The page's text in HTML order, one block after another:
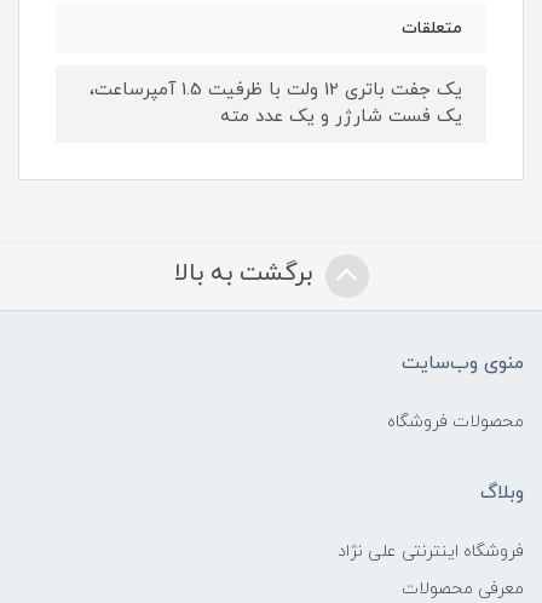
متعلقات
یک جفت باتری 12 ولت با ظرفیت 1.5 آمپرساعت،
یک فست شارژر و یک عدد مته
برگشت به بالا
منوی وب‌سایت
محصولات فروشگاه
وبلاگ
فروشگاه اینترنتی علی نژاد
معرفی محصولات